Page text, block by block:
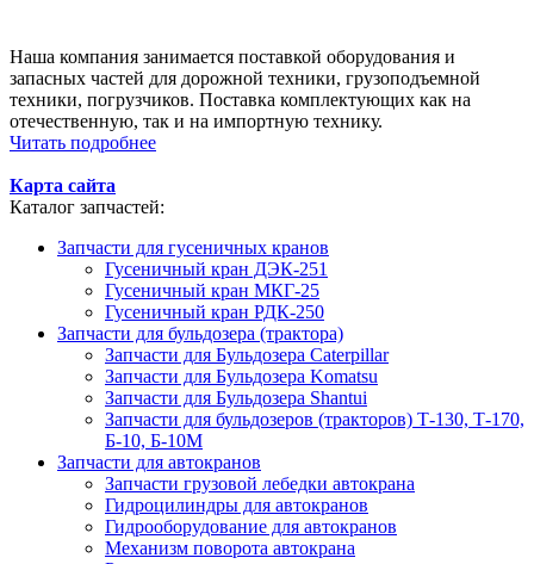
Наша компания занимается поставкой оборудования и
запасных частей для дорожной техники, грузоподъемной
техники, погрузчиков. Поставка комплектующих как на
отечественную, так и на импортную технику.
Читать подробнее
Карта сайта
Каталог запчастей:
Запчасти для гусеничных кранов
Гусеничный кран ДЭК-251
Гусеничный кран МКГ-25
Гусеничный кран РДК-250
Запчасти для бульдозера (трактора)
Запчасти для Бульдозера Caterpillar
Запчасти для Бульдозера Komatsu
Запчасти для Бульдозера Shantui
Запчасти для бульдозеров (тракторов) Т-130, Т-170,
Б-10, Б-10М
Запчасти для автокранов
Запчасти грузовой лебедки автокрана
Гидроцилиндры для автокранов
Гидрооборудование для автокранов
Механизм поворота автокрана